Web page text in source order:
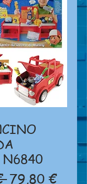
N6840
Prezzo
79,80 €